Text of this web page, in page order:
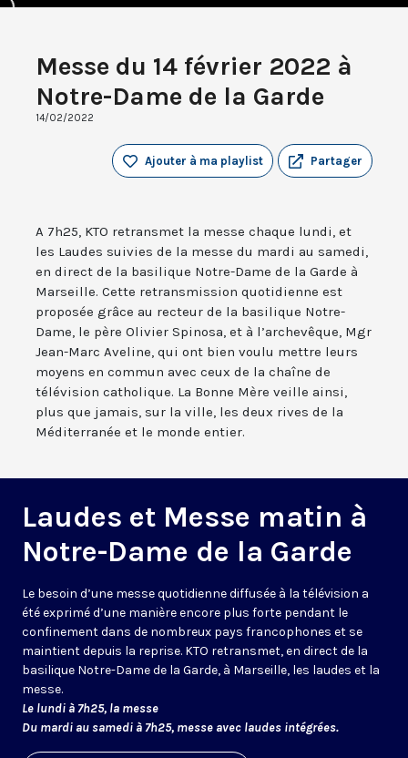
Messe du 14 février 2022 à
Notre-Dame de la Garde
14/02/2022
Partager
Ajouter à ma playlist
A 7h25, KTO retransmet la messe chaque lundi, et
les Laudes suivies de la messe du mardi au samedi,
en direct de la basilique Notre-Dame de la Garde à
Marseille. Cette retransmission quotidienne est
proposée grâce au recteur de la basilique Notre-
Dame, le père Olivier Spinosa, et à l’archevêque, Mgr
Jean-Marc Aveline, qui ont bien voulu mettre leurs
moyens en commun avec ceux de la chaîne de
télévision catholique. La Bonne Mère veille ainsi,
plus que jamais, sur la ville, les deux rives de la
Méditerranée et le monde entier.
Laudes et Messe matin à
Notre-Dame de la Garde
Le besoin d’une messe quotidienne diffusée à la télévision a
été exprimé d’une manière encore plus forte pendant le
confinement dans de nombreux pays francophones et se
maintient depuis la reprise. KTO retransmet, en direct de la
basilique Notre-Dame de la Garde, à Marseille, les laudes et la
messe.
Le lundi à 7h25, la messe
Du mardi au samedi à 7h25, messe avec laudes intégrées.